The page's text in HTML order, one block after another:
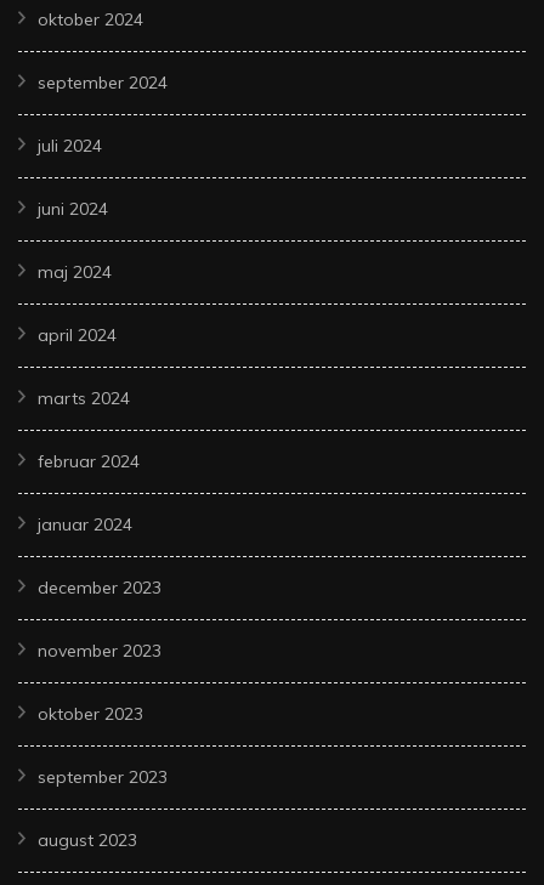
oktober 2024
september 2024
juli 2024
juni 2024
maj 2024
april 2024
marts 2024
februar 2024
januar 2024
december 2023
november 2023
oktober 2023
september 2023
august 2023